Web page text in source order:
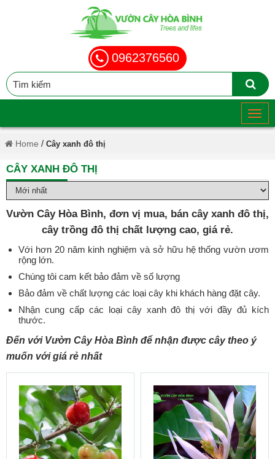
0962376560
Home / Cây xanh đô thị
CÂY XANH ĐÔ THỊ
Vườn Cây Hòa Bình, đơn vị mua, bán cây xanh đô thị,
cây trồng đô thị chất lượng cao, giá rẻ.
Với hơn 20 năm kinh nghiệm và sở hữu hệ thống vườn ươm
rộng lớn.
Chúng tôi cam kết bảo đảm về số lượng
Bảo đảm về chất lượng các loại cây khi khách hàng đặt cây.
Nhận cung cấp các loại cây xanh đô thị với đầy đủ kích
thước.
Đến với Vườn Cây Hòa Bình để nhận được cây theo ý
muốn với giá rẻ nhất